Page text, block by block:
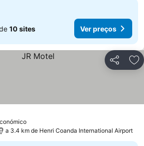
10 sites Ver preços
Partilhar
a 3.4 km de Henri Coanda International Airport